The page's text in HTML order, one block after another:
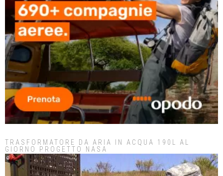
TRASFORMATORE DA ARIA IN ACQUA 190L AL
GIORNO PROGETTO NASA